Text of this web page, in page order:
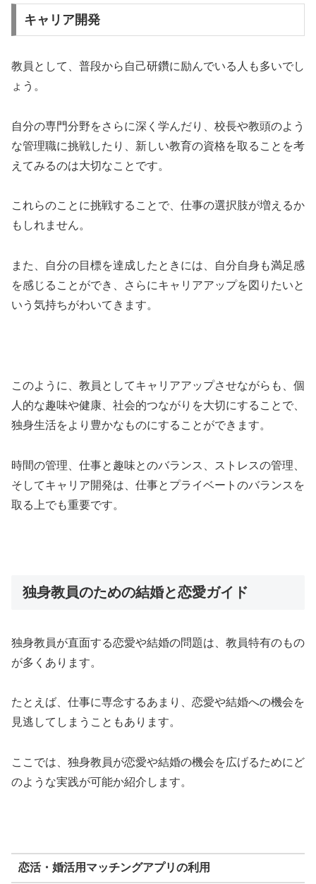
キャリア開発
教員として、普段から自己研鑽に励んでいる人も多いでし
ょう。
自分の専門分野をさらに深く学んだり、校長や教頭のよう
な管理職に挑戦したり、新しい教育の資格を取ることを考
えてみるのは大切なことです。
これらのことに挑戦することで、仕事の選択肢が増えるか
もしれません。
また、自分の目標を達成したときには、自分自身も満足感
を感じることができ、さらにキャリアアップを図りたいと
いう気持ちがわいてきます。
このように、教員としてキャリアアップさせながらも、個
人的な趣味や健康、社会的つながりを大切にすることで、
独身生活をより豊かなものにすることができます。
時間の管理、仕事と趣味とのバランス、ストレスの管理、
そしてキャリア開発は、仕事とプライベートのバランスを
取る上でも重要です。
独身教員のための結婚と恋愛ガイド
独身教員が直面する恋愛や結婚の問題は、教員特有のもの
が多くあります。
たとえば、仕事に専念するあまり、恋愛や結婚への機会を
見逃してしまうこともあります。
ここでは、独身教員が恋愛や結婚の機会を広げるためにど
のような実践が可能か紹介します。
恋活・婚活用マッチングアプリの利用